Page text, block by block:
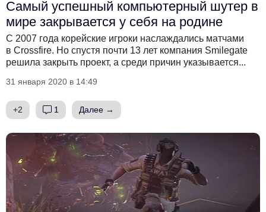
Самый успешный компьютерный шутер в
мире закрывается у себя на родине
С 2007 года корейские игроки наслаждались матчами
в Crossfire. Но спустя почти 13 лет компания Smilegate
решила закрыть проект, а среди причин указывается...
31 января 2020 в 14:49
+2 1 Далее →